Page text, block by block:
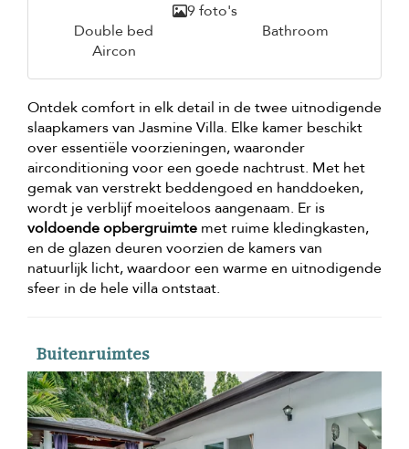
9 foto's
Double bed
Bathroom
Aircon
Ontdek comfort in elk detail in de twee uitnodigende
slaapkamers van Jasmine Villa. Elke kamer beschikt
over essentiële voorzieningen, waaronder
airconditioning voor een goede nachtrust. Met het
gemak van verstrekt beddengoed en handdoeken,
wordt je verblijf moeiteloos aangenaam. Er is
voldoende opbergruimte met ruime kledingkasten,
en de glazen deuren voorzien de kamers van
natuurlijk licht, waardoor een warme en uitnodigende
sfeer in de hele villa ontstaat.
Buitenruimtes